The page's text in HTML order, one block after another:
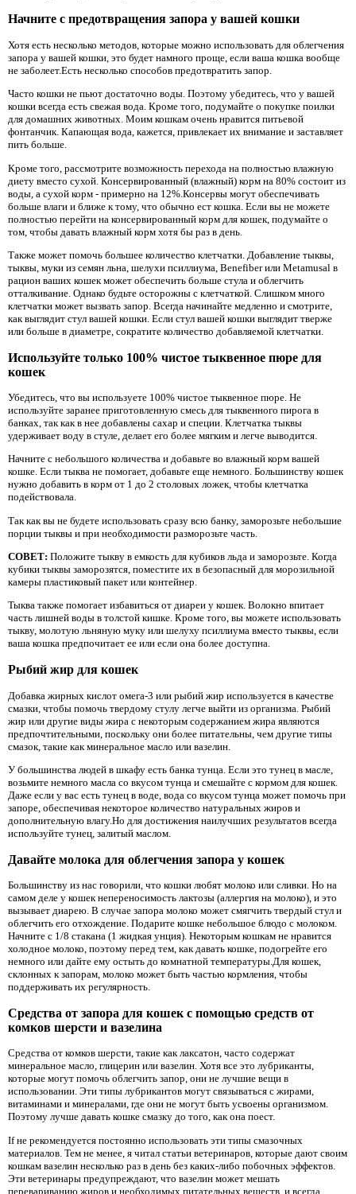
Начните с предотвращения запора у вашей кошки
Хотя есть несколько методов, которые можно использовать для облегчения
запора у вашей кошки, это будет намного проще, если ваша кошка вообще
не заболеет.Есть несколько способов предотвратить запор.
Часто кошки не пьют достаточно воды. Поэтому убедитесь, что у вашей
кошки всегда есть свежая вода. Кроме того, подумайте о покупке поилки
для домашних животных. Моим кошкам очень нравится питьевой
фонтанчик. Капающая вода, кажется, привлекает их внимание и заставляет
пить больше.
Кроме того, рассмотрите возможность перехода на полностью влажную
диету вместо сухой. Консервированный (влажный) корм на 80% состоит из
воды, а сухой корм - примерно на 12%.Консервы могут обеспечивать
больше влаги и ближе к тому, что обычно ест кошка. Если вы не можете
полностью перейти на консервированный корм для кошек, подумайте о
том, чтобы давать влажный корм хотя бы раз в день.
Также может помочь большее количество клетчатки. Добавление тыквы,
тыквы, муки из семян льна, шелухи псиллиума, Benefiber или Metamusal в
рацион ваших кошек может обеспечить больше стула и облегчить
отталкивание. Однако будьте осторожны с клетчаткой. Слишком много
клетчатки может вызвать запор. Всегда начинайте медленно и смотрите,
как выглядит стул вашей кошки. Если стул вашей кошки выглядит тверже
или больше в диаметре, сократите количество добавляемой клетчатки.
Используйте только 100% чистое тыквенное пюре для
кошек
Убедитесь, что вы используете 100% чистое тыквенное пюре. Не
используйте заранее приготовленную смесь для тыквенного пирога в
банках, так как в нее добавлены сахар и специи. Клетчатка тыквы
удерживает воду в стуле, делает его более мягким и легче выводится.
Начните с небольшого количества и добавьте во влажный корм вашей
кошке. Если тыква не помогает, добавьте еще немного. Большинству кошек
нужно добавить в корм от 1 до 2 столовых ложек, чтобы клетчатка
подействовала.
Так как вы не будете использовать сразу всю банку, заморозьте небольшие
порции тыквы и при необходимости разморозьте часть.
СОВЕТ: Положите тыкву в емкость для кубиков льда и заморозьте. Когда
кубики тыквы заморозятся, поместите их в безопасный для морозильной
камеры пластиковый пакет или контейнер.
Тыква также помогает избавиться от диареи у кошек. Волокно впитает
часть лишней воды в толстой кишке. Кроме того, вы можете использовать
тыкву, молотую льняную муку или шелуху псиллиума вместо тыквы, если
ваша кошка предпочитает ее или если она более доступна.
Рыбий жир для кошек
Добавка жирных кислот омега-3 или рыбий жир используется в качестве
смазки, чтобы помочь твердому стулу легче выйти из организма. Рыбий
жир или другие виды жира с некоторым содержанием жира являются
предпочтительными, поскольку они более питательны, чем другие типы
смазок, такие как минеральное масло или вазелин.
У большинства людей в шкафу есть банка тунца. Если это тунец в масле,
возьмите немного масла со вкусом тунца и смешайте с кормом для кошек.
Даже если у вас есть тунец в воде, вода со вкусом тунца может помочь при
запоре, обеспечивая некоторое количество натуральных жиров и
дополнительную влагу.Но для достижения наилучших результатов всегда
используйте тунец, залитый маслом.
Давайте молока для облегчения запора у кошек
Большинству из нас говорили, что кошки любят молоко или сливки. Но на
самом деле у кошек непереносимость лактозы (аллергия на молоко), и это
вызывает диарею. В случае запора молоко может смягчить твердый стул и
облегчить его отхождение. Подарите кошке небольшое блюдо с молоком.
Начните с 1/8 стакана (1 жидкая унция). Некоторым кошкам не нравится
холодное молоко, поэтому перед тем, как давать кошке, подогрейте его
немного или дайте ему остыть до комнатной температуры.Для кошек,
склонных к запорам, молоко может быть частью кормления, чтобы
поддерживать их регулярность.
Средства от запора для кошек с помощью средств от
комков шерсти и вазелина
Средства от комков шерсти, такие как лаксатон, часто содержат
минеральное масло, глицерин или вазелин. Хотя все это лубриканты,
которые могут помочь облегчить запор, они не лучшие вещи в
использовании. Эти типы лубрикантов могут связываться с жирами,
витаминами и минералами, где они не могут быть усвоены организмом.
Поэтому лучше давать кошке смазку до того, как она поест.
If не рекомендуется постоянно использовать эти типы смазочных
материалов. Тем не менее, я читал статьи ветеринаров, которые дают своим
кошкам вазелин несколько раз в день без каких-либо побочных эффектов.
Эти ветеринары предупреждают, что вазелин может мешать
перевариванию жиров и необходимых питательных веществ, и всегда